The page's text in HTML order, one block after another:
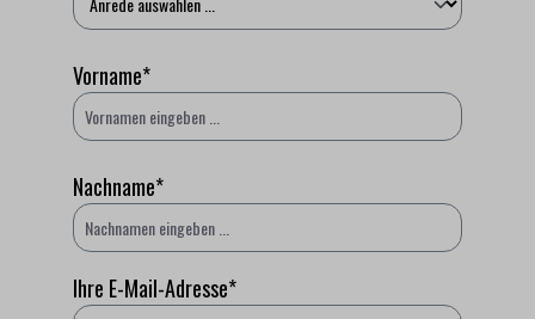
Vorname*
Nachname*
Ihre E-Mail-Adresse*